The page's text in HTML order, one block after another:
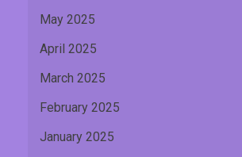
May 2025
April 2025
March 2025
February 2025
January 2025